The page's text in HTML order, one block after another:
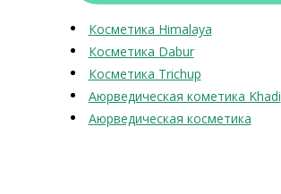
Косметика Himalaya
Косметика Dabur
Косметика Trichup
Аюрведическая кометика Khadi
Аюрведическая косметика